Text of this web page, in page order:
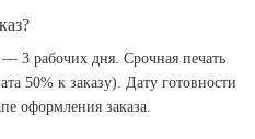
3 рабочих дня. Срочная печать
50% к заказу). Дату готовности
оформления заказа.